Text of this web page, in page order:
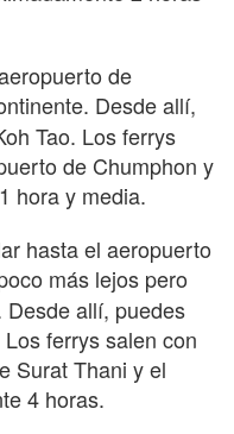
de
Desde allí,
Tao. Los ferrys
de Chumphon y
hora y media.
hasta el aeropuerto
más lejos pero
allí, puedes
ferrys salen con
Surat Thani y el
4 horas.